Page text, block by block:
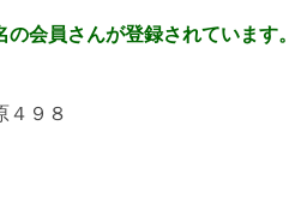
会員さんが登録されています。
９８